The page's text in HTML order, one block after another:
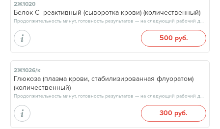
2Ж1020
Белок С- реактивный (сыворотка крови) (количественный)
Продолжительность минут, готовность результатов — на следующий рабочий день
500 руб.
2Ж1026/к
Глюкоза (плазма крови, стабилизированная флуоратом)
(количественный)
Продолжительность минут, готовность результатов — на следующий рабочий день, после 15:00
300 руб.